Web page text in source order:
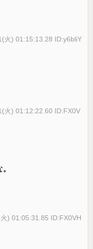
火) 01:15:13.28 ID:y6bliY
火) 01:12:22.60 ID:FX0V
) 01:05:31.85 ID:FX0VH